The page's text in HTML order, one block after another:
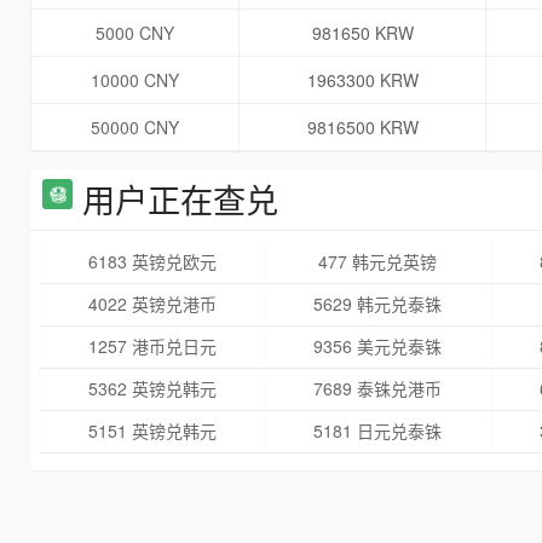
5000 CNY
981650 KRW
10000 CNY
1963300 KRW
50000 CNY
9816500 KRW
用户正在查兑
6183 英镑兑欧元 477 韩元兑英镑
4022 英镑兑港币
5629 韩元兑泰铢
1257 港币兑日元
9356 美元兑泰铢
5362 英镑兑韩元
7689 泰铢兑港币
5151 英镑兑韩元
5181 日元兑泰铢